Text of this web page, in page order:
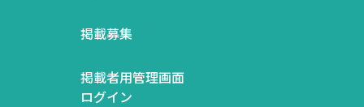
掲載募集
掲載者用管理画面
ログイン